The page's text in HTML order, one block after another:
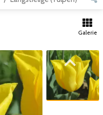
Galerie
Zum vorigen Bild